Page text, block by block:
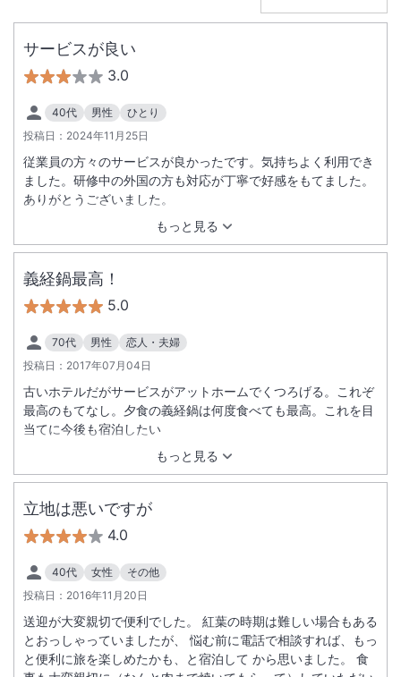
サービスが良い
3.0
40代 男性
ひとり
投稿日： 2024年11月25日
もっと見る
従業員の方々のサービスが良かったです。気持ちよく利用でき
ました。研修中の外国の方も対応が丁寧で好感をもてました。
ありがとうございました。
義経鍋最高！
5.0
70代 男性
恋人・夫婦
投稿日： 2017年07月04日
もっと見る
古いホテルだがサービスがアットホームでくつろげる。これぞ
最高のもてなし。夕食の義経鍋は何度食べても最高。これを目
当てに今後も宿泊したい
立地は悪いですが
4.0
40代 女性
その他
投稿日： 2016年11月20日
送迎が大変親切で便利でした。 紅葉の時期は難しい場合もある
とおっしゃっていましたが、 悩む前に電話で相談すれば、もっ
と便利に旅を楽しめたかも、と宿泊して から思いました。 食